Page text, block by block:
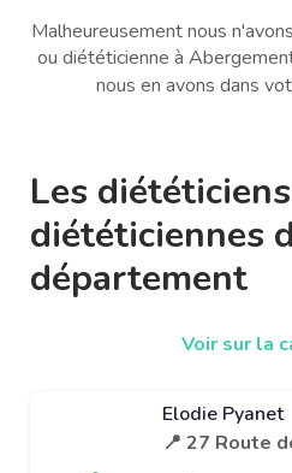
Malheureusement nous
ou diététicienne à
nous en avons dans
Les
diététiciennes
département
Voir sur la
Elodie Pyanet
📍 27 Route